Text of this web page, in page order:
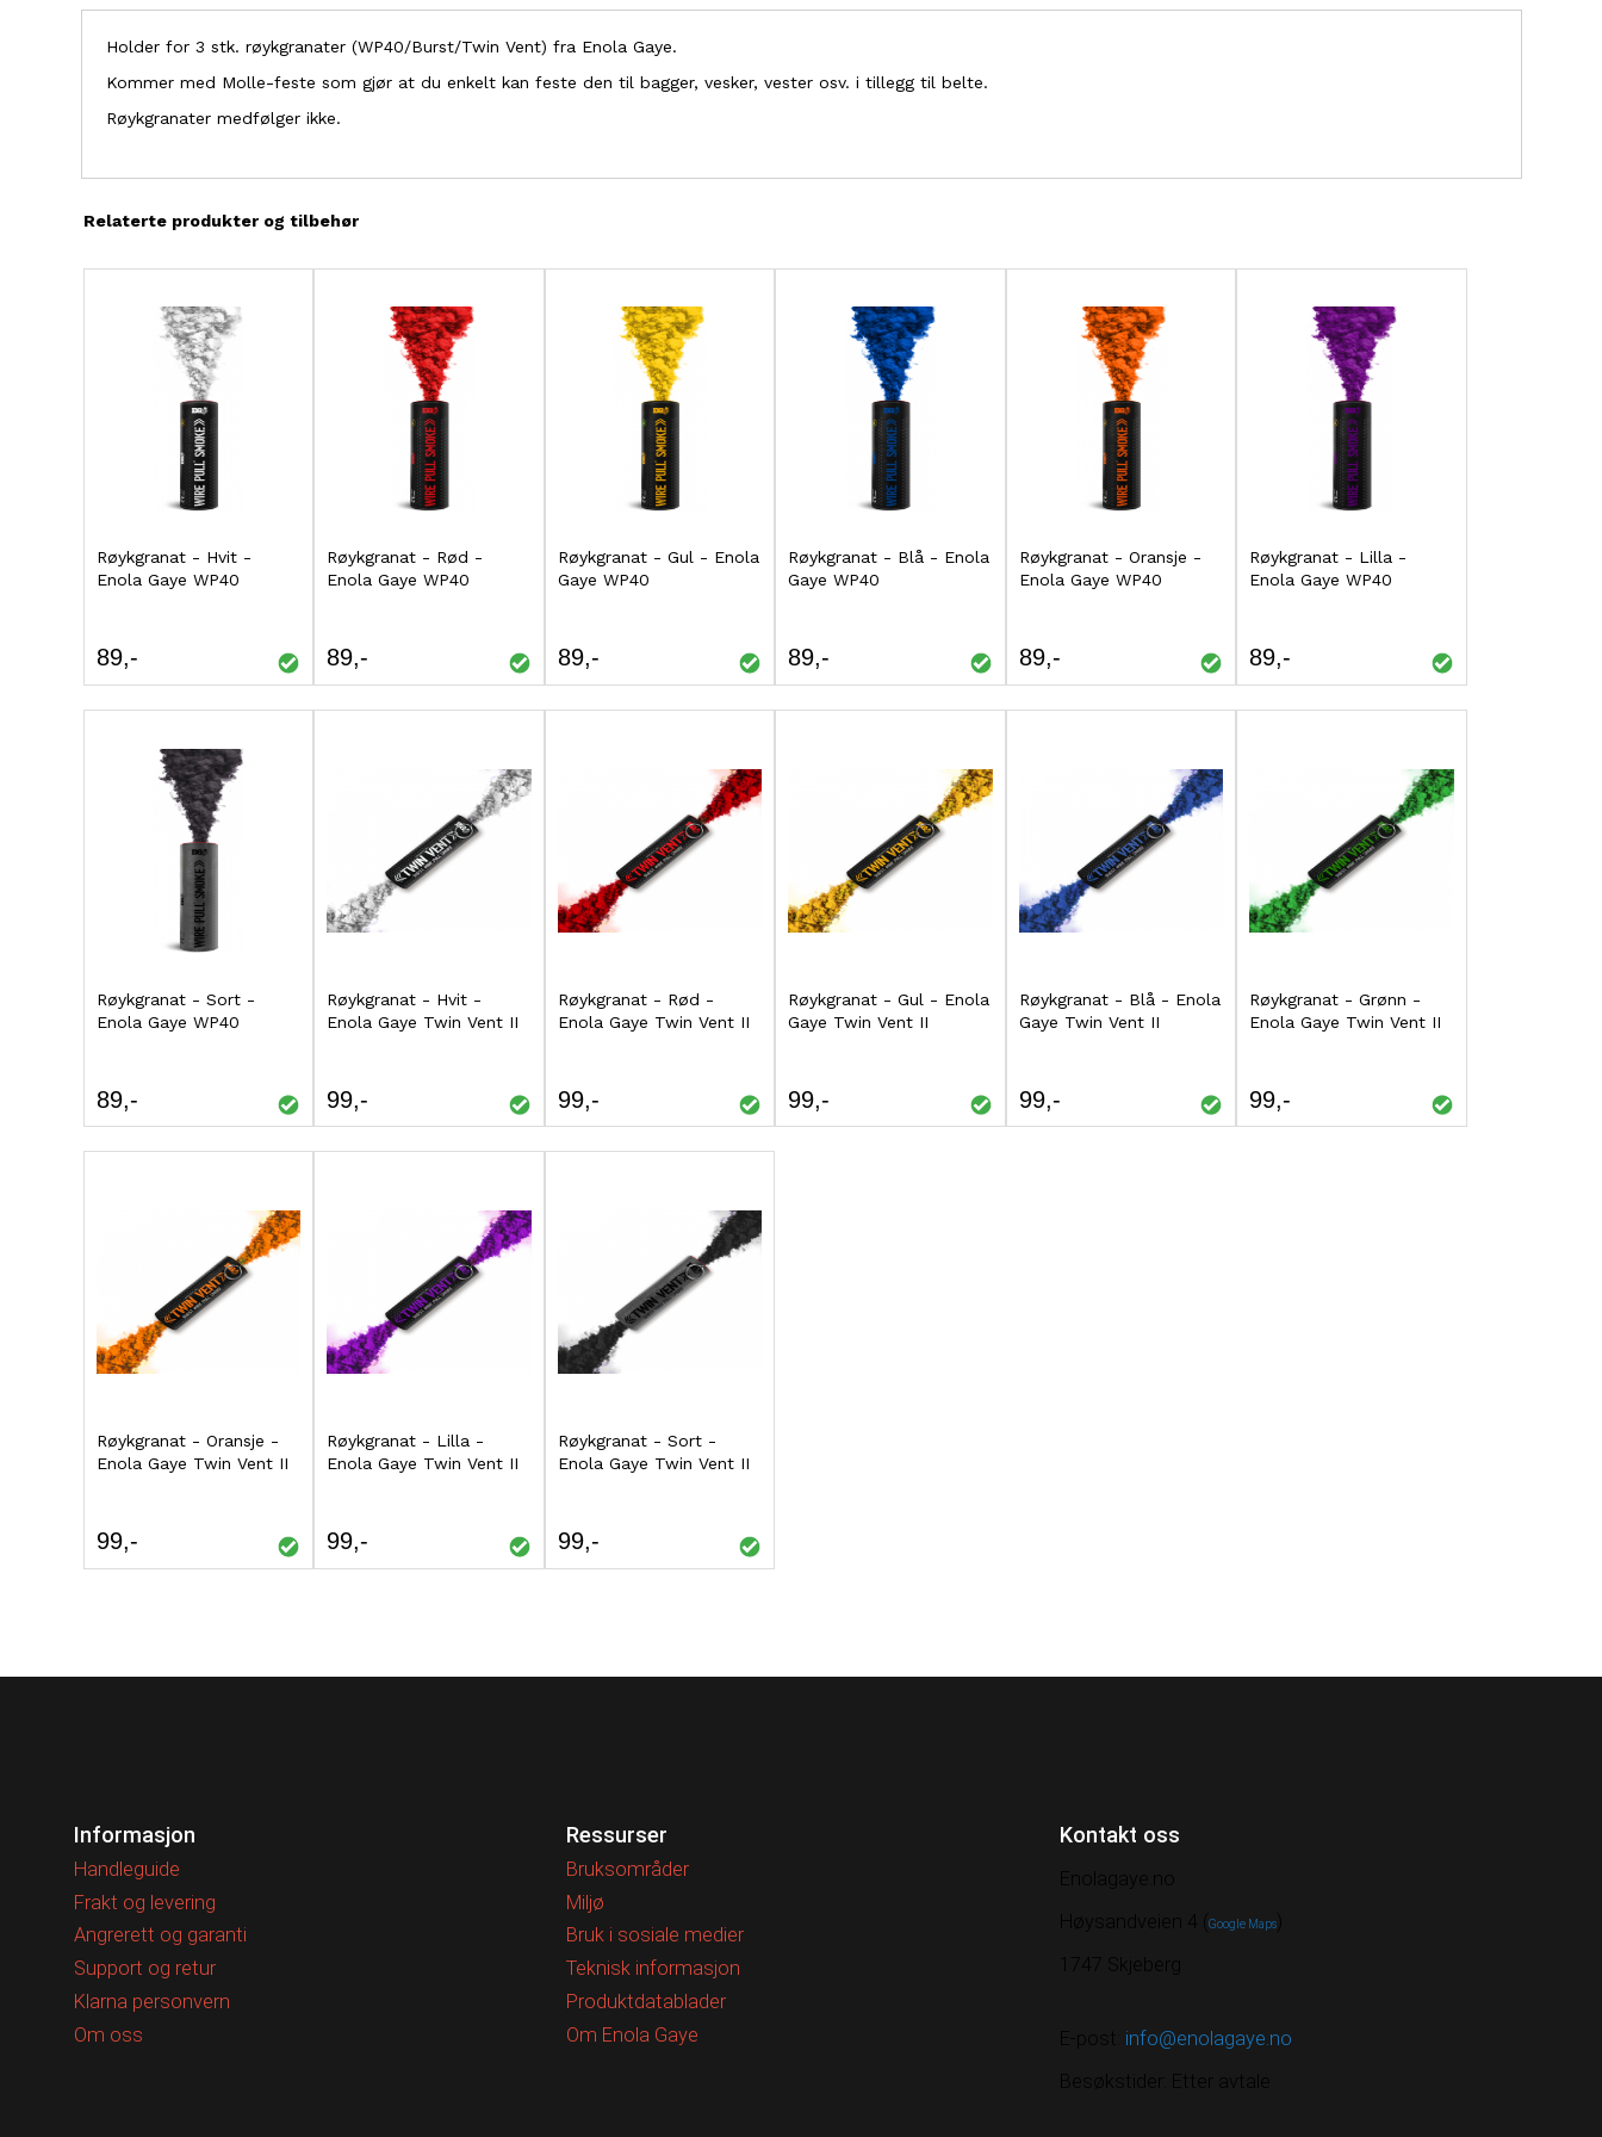
bildegalleri
Holder for 3 stk. røykgranater (WP40/Burst/Twin Vent) fra Enola Gaye.
Kommer med Molle-feste som gjør at du enkelt kan feste den til bagger, vesker, vester osv. i tillegg til belte.
Røykgranater medfølger ikke.
Relaterte produkter og tilbehør
Røykgranat - Hvit -
Enola Gaye WP40
Kjøp
SAMMENLIGNING
89
Røykgranat - Rød -
Enola Gaye WP40
Kjøp
SAMMENLIGNING
89
Røykgranat - Gul - Enola
Gaye WP40
Kjøp
SAMMENLIGNING
89
Røykgranat - Blå - Enola
Gaye WP40
Kjøp
SAMMENLIGNING
89
Røykgranat - Oransje -
Enola Gaye WP40
Kjøp
SAMMENLIGNING
89
Røykgranat - Lilla -
Enola Gaye WP40
Kjøp
SAMMENLIGNING
89
Røykgranat - Sort -
Enola Gaye WP40
Kjøp
SAMMENLIGNING
89
Røykgranat - Hvit -
Enola Gaye Twin Vent II
Kjøp
SAMMENLIGNING
99
Røykgranat - Rød -
Enola Gaye Twin Vent II
Kjøp
SAMMENLIGNING
99
Røykgranat - Gul - Enola
Gaye Twin Vent II
Kjøp
SAMMENLIGNING
99
Røykgranat - Blå - Enola
Gaye Twin Vent II
Kjøp
SAMMENLIGNING
99
Røykgranat - Grønn -
Enola Gaye Twin Vent II
Kjøp
SAMMENLIGNING
99
Røykgranat - Oransje -
Enola Gaye Twin Vent II
Kjøp
SAMMENLIGNING
99
Røykgranat - Lilla -
Enola Gaye Twin Vent II
Kjøp
SAMMENLIGNING
99
Røykgranat - Sort -
Enola Gaye Twin Vent II
Kjøp
SAMMENLIGNING
99
Informasjon
Handleguide
Frakt og levering
Angrerett og garanti
Support og retur
Klarna personvern
Om oss
Ressurser
Bruksområder
Miljø
Bruk i sosiale medier
Teknisk informasjon
Produktdatablader
Om Enola Gaye
Kontakt oss
Enolagaye.no
Høysandveien 4 (
Google Maps)
1747 Skjeberg
E-post: info@enolagaye.no
Besøkstider: Etter avtale